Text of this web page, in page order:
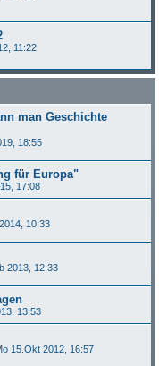
11:22
man Geschichte
18:55
für Europa"
17:08
10:33
2013, 12:33
13:53
15.Okt 2012, 16:57